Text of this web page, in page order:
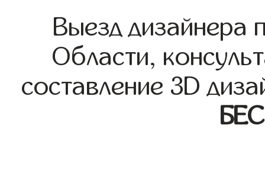
Выезд дизайнера
Области,
составление 3D